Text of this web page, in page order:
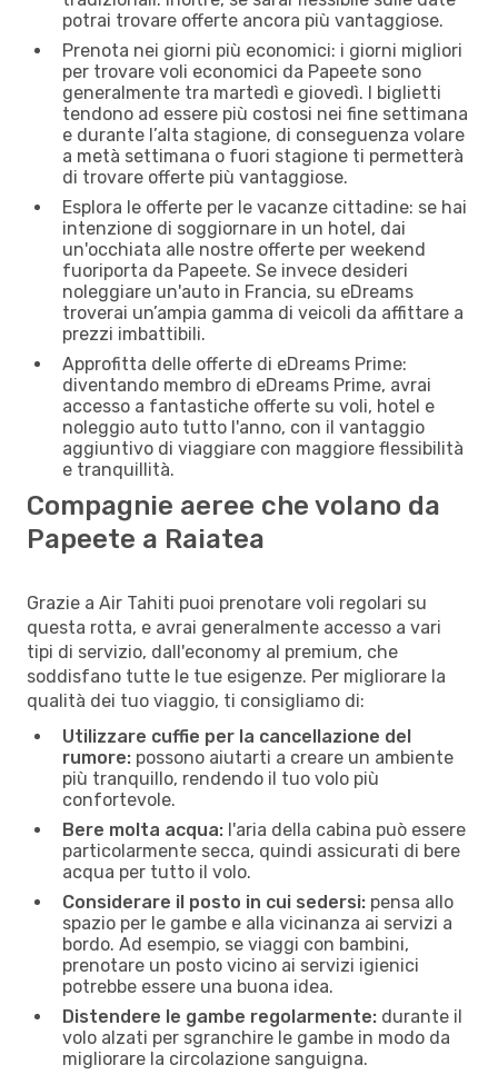
potrai trovare offerte ancora più vantaggiose.
Prenota nei giorni più economici: i giorni migliori
per trovare voli economici da Papeete sono
generalmente tra martedì e giovedì. I biglietti
tendono ad essere più costosi nei fine settimana
e durante l’alta stagione, di conseguenza volare
a metà settimana o fuori stagione ti permetterà
di trovare offerte più vantaggiose.
Esplora le offerte per le vacanze cittadine: se hai
intenzione di soggiornare in un hotel, dai
un'occhiata alle nostre offerte per weekend
fuoriporta da Papeete. Se invece desideri
noleggiare un'auto in Francia, su eDreams
troverai un’ampia gamma di veicoli da affittare a
prezzi imbattibili.
Approfitta delle offerte di eDreams Prime:
diventando membro di eDreams Prime, avrai
accesso a fantastiche offerte su voli, hotel e
noleggio auto tutto l'anno, con il vantaggio
aggiuntivo di viaggiare con maggiore flessibilità
e tranquillità.
Compagnie aeree che volano da
Papeete a Raiatea
Grazie a Air Tahiti puoi prenotare voli regolari su
questa rotta, e avrai generalmente accesso a vari
tipi di servizio, dall'economy al premium, che
soddisfano tutte le tue esigenze. Per migliorare la
qualità dei tuo viaggio, ti consigliamo di:
Utilizzare cuffie per la cancellazione del
rumore: possono aiutarti a creare un ambiente
più tranquillo, rendendo il tuo volo più
confortevole.
Bere molta acqua: l'aria della cabina può essere
particolarmente secca, quindi assicurati di bere
acqua per tutto il volo.
Considerare il posto in cui sedersi: pensa allo
spazio per le gambe e alla vicinanza ai servizi a
bordo. Ad esempio, se viaggi con bambini,
prenotare un posto vicino ai servizi igienici
potrebbe essere una buona idea.
Distendere le gambe regolarmente: durante il
volo alzati per sgranchire le gambe in modo da
migliorare la circolazione sanguigna.